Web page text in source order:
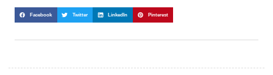
Facebook Twitter LinkedIn Pinterest